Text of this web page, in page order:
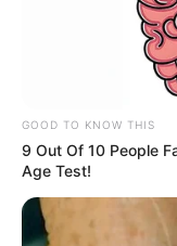
Radamel Falcao,
Noviembre 5, 2021
GOOD TO KNOW THIS
9 Out Of 10 People
Age Test!